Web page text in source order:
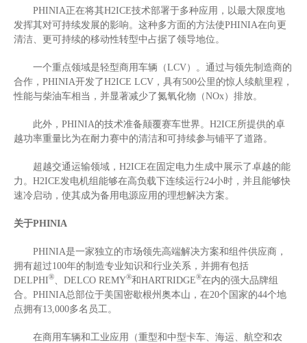
PHINIA正在将其H2ICE技术部署于多种应用，以最大限度地
发挥其对可持续发展的影响。这种多方面的方法使PHINIA在向更
清洁、更可持续的移动性转型中占据了领导地位。
一个重点领域是轻型商用车辆（LCV）。通过与领先制造商的
合作， PHINIA开发了H2ICE LCV ，具有500公里的惊人续航里程，
性能与柴油车相当，并显著减少了氮氧化物（NOx）排放。
此外， PHINIA的技术准备颠覆赛车世界。 H2ICE所提供的卓
越功率重量比为在耐力赛中的清洁和可持续参与铺平了道路。
超越交通运输领域， H2ICE在固定电力生成中展示了卓越的能
力。 H2ICE发电机组能够在高负载下连续运行24小时，并且能够快
速冷启动，使其成为备用电源应用的理想解决方案。
关于PHINIA
PHINIA是一家独立的市场领先高端解决方案和组件供应商，
拥有超过100年的制造专业知识和行业关系，并拥有包括
DELPHI® DELCO REMY®和HARTRIDGE®在内的强大品牌组
合。 PHINIA总部位于美国密歇根州奥本山，在20个国家的44个地
点拥有13,000多名员工。
在商用车辆和工业应用（重型和中型卡车、海运、航空和农